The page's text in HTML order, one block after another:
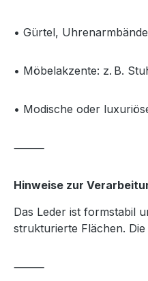
• Gürtel,
• Möbelakzente: z. B.
• Modische oder
⸻
Hinweise zur
Das Leder ist formstabil
strukturierte Flächen.
⸻